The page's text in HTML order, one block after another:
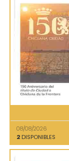
08/08/2026
2 DISPONIBLES